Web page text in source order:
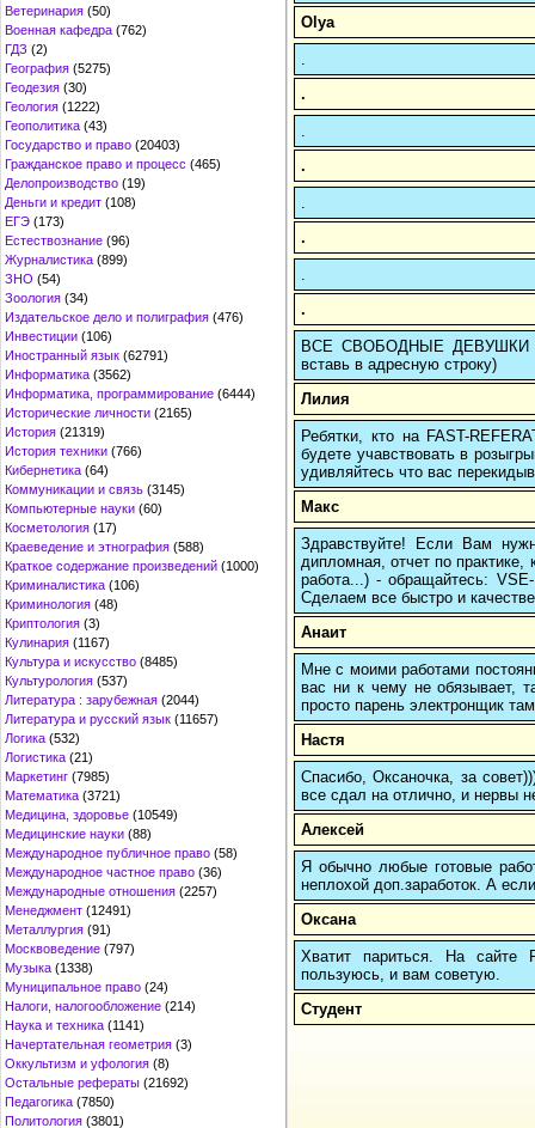
Ветеринария (50)
Военная кафедра (762)
ГДЗ (2)
География (5275)
Геодезия (30)
Геология (1222)
Геополитика (43)
Государство и право (20403)
Гражданское право и процесс (465)
Делопроизводство (19)
Деньги и кредит (108)
ЕГЭ (173)
Естествознание (96)
Журналистика (899)
ЗНО (54)
Зоология (34)
Издательское дело и полиграфия (476)
Инвестиции (106)
Иностранный язык (62791)
Информатика (3562)
Информатика, программирование (6444)
Исторические личности (2165)
История (21319)
История техники (766)
Кибернетика (64)
Коммуникации и связь (3145)
Компьютерные науки (60)
Косметология (17)
Краеведение и этнография (588)
Краткое содержание произведений (1000)
Криминалистика (106)
Криминология (48)
Криптология (3)
Кулинария (1167)
Культура и искусство (8485)
Культурология (537)
Литература : зарубежная (2044)
Литература и русский язык (11657)
Логика (532)
Логистика (21)
Маркетинг (7985)
Математика (3721)
Медицина, здоровье (10549)
Медицинские науки (88)
Международное публичное право (58)
Международное частное право (36)
Международные отношения (2257)
Менеджмент (12491)
Металлургия (91)
Москвоведение (797)
Музыка (1338)
Муниципальное право (24)
Налоги, налогообложение (214)
Наука и техника (1141)
Начертательная геометрия (3)
Оккультизм и уфология (8)
Остальные рефераты (21692)
Педагогика (7850)
Политология (3801)
Olya
.
.
.
.
ВСЕ СВОБОДНЫЕ ДЕВУШКИ
вставь в адресную строку)
Лилия
Ребятки, кто на FAST-
будете учавствовать в
удивляйтесь что вас
Макс
Здравствуйте! Если Вам
дипломная, отчет по
работа...) - обращайтесь:
Сделаем все быстро и
Анаит
Мне с моими работами
вас ни к чему не обязывает,
просто парень электронщик
Настя
Спасибо, Оксаночка, за
все сдал на отлично, и нервы
Алексей
Я обычно любые готовые
неплохой доп.заработок. А
Оксана
Хватит париться. На
пользуюсь, и вам советую.
Студент